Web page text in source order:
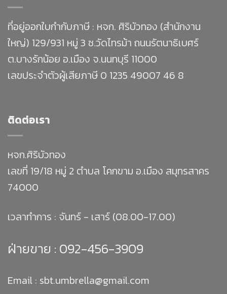
ที่อยู่ออกใบกำกับภาษี : หจก. ศิริบัวทอง (สำนักงาน
ใหญ่) 129/931 หมู่ 3 ซ.วัดไทรม้า ถนนรัตนาธิเบศร์
ต.บางรักน้อย อ.เมือง จ.นนทบุรี 11000
เลขประจำตัวผู้เสียภาษี 0 1235 49007 46 8
ติดต่อเรา
หจก.ศิริบัวทอง
เลขที่ 19/18 หมู่ 2 ตำบล โคกขาม อ.เมือง สมุทรสาคร
74000
เวลาทำการ : จันทร์ - เสาร์ (08.00-17.00)
ฝ่ายขาย : 092-456-3909
Email : sbt.umbrella@gmail.com